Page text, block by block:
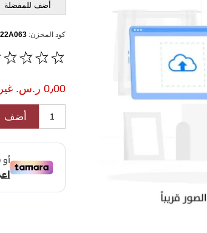
أضف للمفضلة
كود المخزن:
0٫00 ر.س.‏ غير شامل الضريبة
أضف